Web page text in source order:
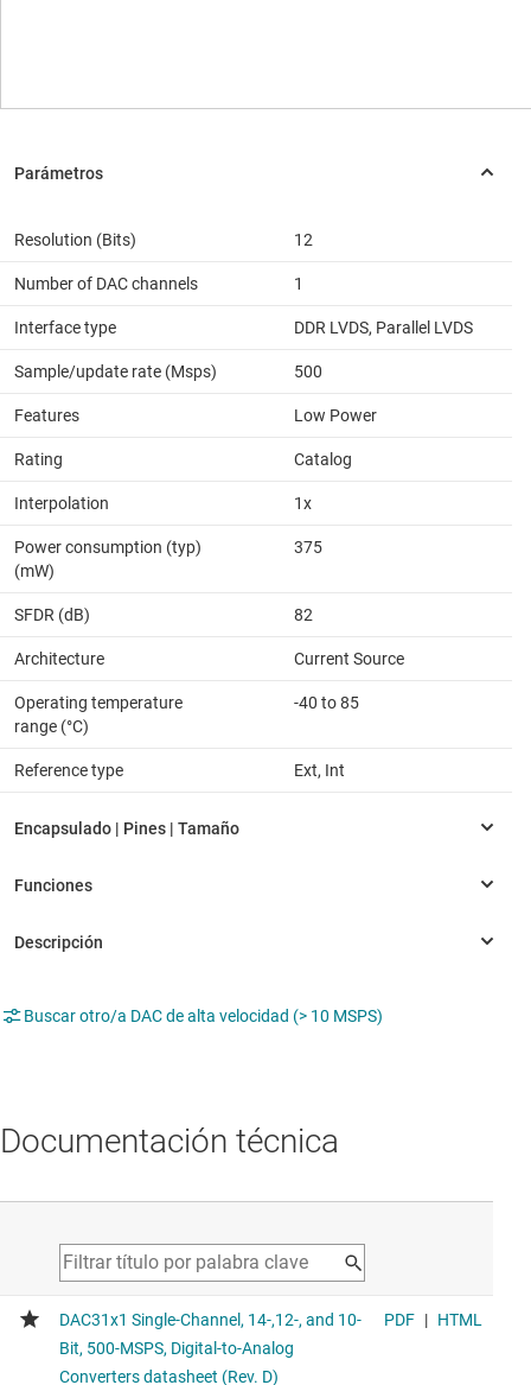
Resolution (Bits) 12
Number of DAC channels 1
Interface type DDR LVDS, Parallel LVDS
Sample/update rate (Msps) 500
Features Low Power
Rating Catalog
Interpolation 1x
Power consumption (typ)
(mW)
375
SFDR (dB) 82
Architecture Current Source
Operating temperature
range (°C)
-40 to 85
Reference type Ext, Int
Buscar otro/a DAC de alta velocidad (> 10 MSPS)
Documentación técnica